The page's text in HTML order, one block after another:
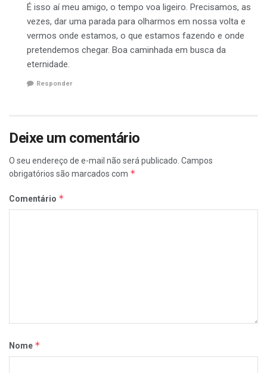
É isso aí meu amigo, o tempo voa ligeiro. Precisamos, as
vezes, dar uma parada para olharmos em nossa volta e
vermos onde estamos, o que estamos fazendo e onde
pretendemos chegar. Boa caminhada em busca da
eternidade.
Responder
Deixe um comentário
O seu endereço de e-mail não será publicado. Campos
obrigatórios são marcados com *
Comentário *
Nome *